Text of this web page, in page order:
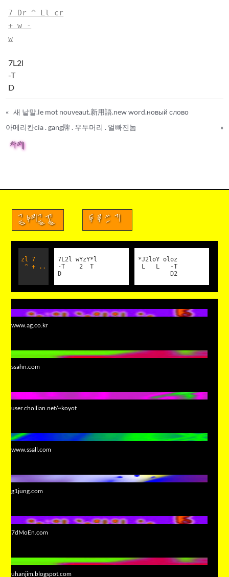
7 Dr ^ Ll cr
+ w -
w
7L2l
-T
D
« 새 낱말.le mot nouveaut.新用語.new word.новый слово
아메리칸cia . gang牌 . 우두머리 . 얼빠진놈
»
차례
금누리글꼴 두루쓰기
zl 7
^ + ..
7L2l wYzY*l
-T 2 T
D
*J2loY oloz
L L -T
D2
www.ag.co.kr
ssahn.com
user.chollian.net/~koyot
www.ssall.com
g1jung.com
7dMoEn.com
uhanjim.blogspot.com